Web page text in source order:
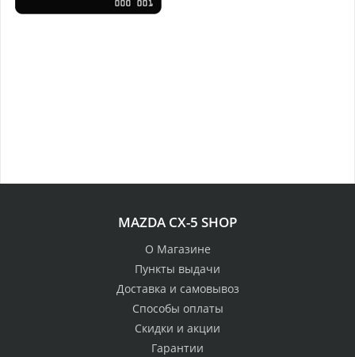
MAZDA CX-5 SHOP
О Магазине
Пункты выдачи
Доставка и самовывоз
Способы оплаты
Скидки и акции
Гарантии